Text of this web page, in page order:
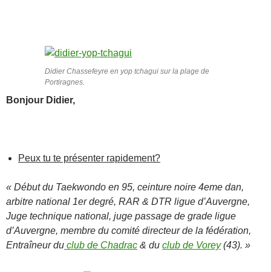
Didier Chassefeyre en yop tchagui sur la plage de
Portiragnes.
Bonjour Didier,
Peux tu te présenter rapidement?
« Début du Taekwondo en 95, ceinture noire 4eme dan,
arbitre national 1er degré, RAR & DTR ligue d’Auvergne,
Juge technique national, juge passage de grade ligue
d’Auvergne, membre du comité directeur de la fédération,
Entraîneur du club de Chadrac & du club de Vorey(43). »